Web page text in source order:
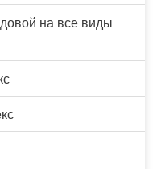
на все виды